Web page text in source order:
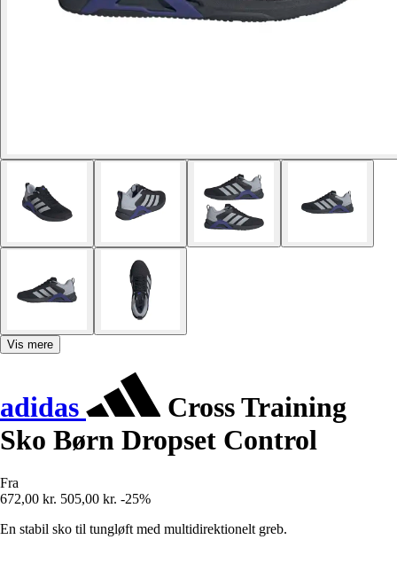
Vis mere
adidas
Cross Training
Sko Børn Dropset Control
Fra
672,00 kr. 505,00 kr. -25%
En stabil sko til tungløft med multidirektionelt greb.